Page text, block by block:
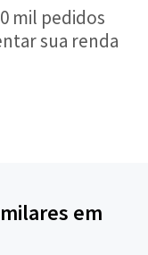
mil pedidos
sua renda
em